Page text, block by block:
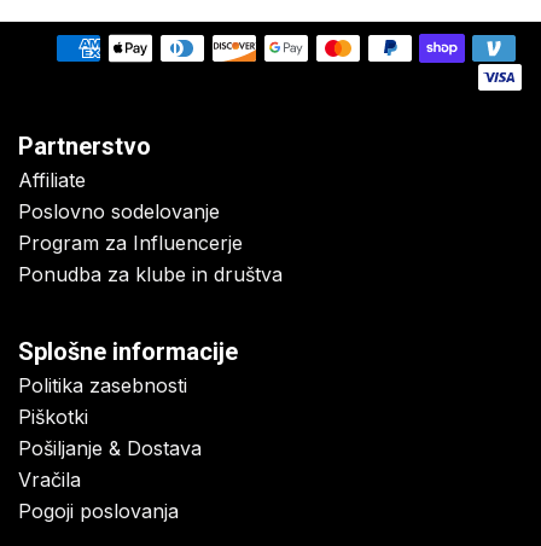
Partnerstvo
Affiliate
Poslovno sodelovanje
Program za Influencerje
Ponudba za klube in društva
Splošne informacije
Politika zasebnosti
Piškotki
Pošiljanje & Dostava
Vračila
Pogoji poslovanja